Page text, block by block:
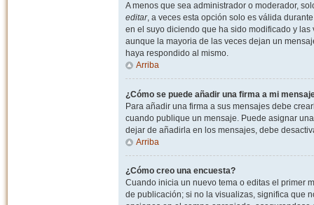
A menos que sea administrador o moderador,
editar, a veces esta opción solo es válida
en el suyo diciendo que ha sido modificado y
aunque la mayoria de las veces dejan un
haya respondido al mismo.
Arriba
¿Cómo se puede añadir una firma a mi
Para añadir una firma a sus mensajes debe
cuando publique un mensaje. Puede asignar
dejar de añadirla en los mensajes, debe
Arriba
¿Cómo creo una encuesta?
Cuando inicia un nuevo tema o editas el primer
de publicación; si no la visualizas, significa que